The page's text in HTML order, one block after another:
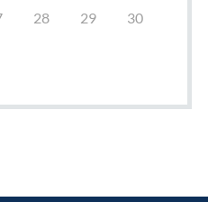
28 29
30